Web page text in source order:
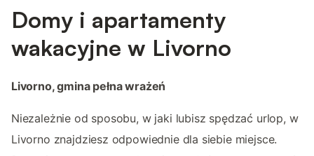
Domy i apartamenty
wakacyjne w Livorno
Livorno, gmina pełna wrażeń
Niezależnie od sposobu, w jaki lubisz spędzać urlop, w
Livorno znajdziesz odpowiednie dla siebie miejsce.